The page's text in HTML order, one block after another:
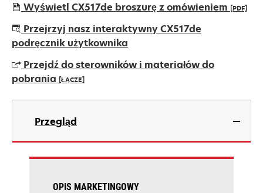
Wyświetl CX517de broszurę z omówieniem [PDF]
opens
in
new
tab
Przejrzyj nasz interaktywny CX517de
podręcznik użytkownika
Przejdź do sterowników i materiałów do
pobrania [ŁĄCZE]
opens
new
Przegląd
OPIS MARKETINGOWY